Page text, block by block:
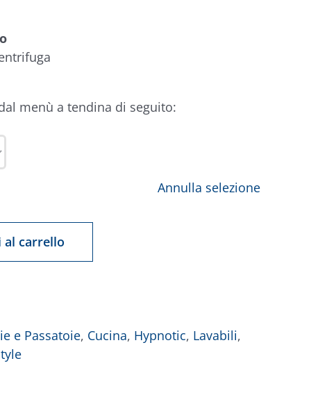
menù a tendina di seguito:
Annulla selezione
al carrello
e Passatoie, Cucina, Hypnotic, Lavabili,